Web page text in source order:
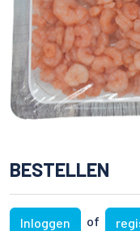
BESTELLEN
Inloggen of